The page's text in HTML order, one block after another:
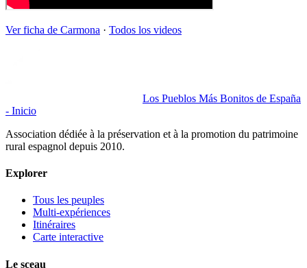
Ver ficha de Carmona · Todos los videos
Los Pueblos Más Bonitos de España
- Inicio
Association dédiée à la préservation et à la promotion du patrimoine
rural espagnol depuis 2010.
Explorer
Tous les peuples
Multi-expériences
Itinéraires
Carte interactive
Le sceau